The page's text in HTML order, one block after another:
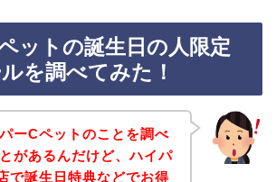
ットの誕生日の人限定
を調べてみた！
ーCペットのことを調べ
があるんだけど、ハイパ
で誕生日特典などでお得